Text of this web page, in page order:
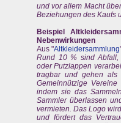
und vor allem Macht
Beziehungen des Kaufs
Beispiel
Nebenwirkungen
Aus "Altkleidersammlung
Rund 10 % sind Abfall,
oder Putzlappen
tragbar und gehen als
Gemeinnützige
indem sie das
Sammler überlassen
vermieten. Das Logo
und fördert das